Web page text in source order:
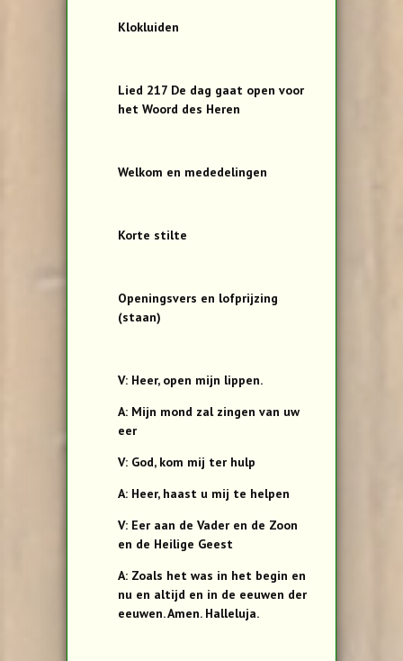
Klokluiden
Lied 217 De dag gaat open voor
het Woord des Heren
Welkom en mededelingen
Korte stilte
Openingsvers en lofprijzing
(staan)
V: Heer, open mijn lippen.
A: Mijn mond zal zingen van uw
eer
V: God, kom mij ter hulp
A: Heer, haast u mij te helpen
V: Eer aan de Vader en de Zoon
en de Heilige Geest
A: Zoals het was in het begin en
nu en altijd en in de eeuwen der
eeuwen. Amen. Halleluja.